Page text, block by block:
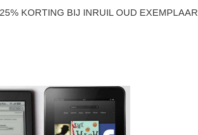
KORTING BIJ INRUIL OUD EXEMPLAAR